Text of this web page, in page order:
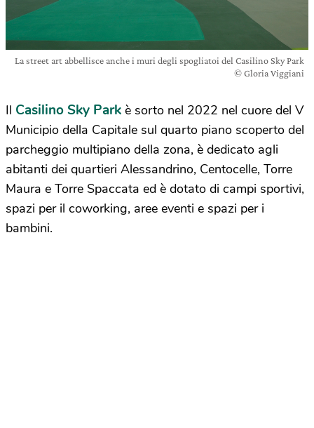
La street art abbellisce anche i muri degli spogliatoi del Casilino Sky Park
© Gloria Viggiani
Il Casilino Sky Park è sorto nel 2022 nel cuore del V
Municipio della Capitale sul quarto piano scoperto del
parcheggio multipiano della zona, è dedicato agli
abitanti dei quartieri Alessandrino, Centocelle, Torre
Maura e Torre Spaccata ed è dotato di campi sportivi,
spazi per il coworking, aree eventi e spazi per i
bambini.